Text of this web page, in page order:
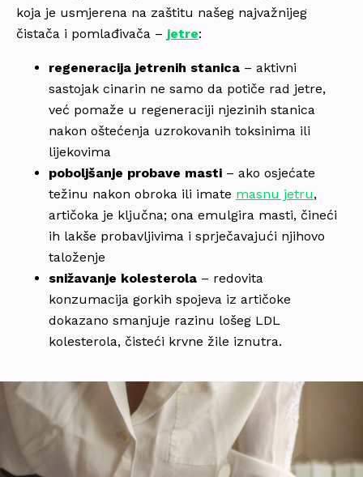
koja je usmjerena na zaštitu našeg najvažnijeg
čistača i pomlađivača – jetre:
regeneracija jetrenih stanica – aktivni
sastojak cinarin ne samo da potiče rad jetre,
već pomaže u regeneraciji njezinih stanica
nakon oštećenja uzrokovanih toksinima ili
lijekovima
poboljšanje probave masti – ako osjećate
težinu nakon obroka ili imate masnu jetru,
artičoka je ključna; ona emulgira masti, čineći
ih lakše probavljivima i sprječavajući njihovo
taloženje
snižavanje kolesterola – redovita
konzumacija gorkih spojeva iz artičoke
dokazano smanjuje razinu lošeg LDL
kolesterola, čisteći krvne žile iznutra.